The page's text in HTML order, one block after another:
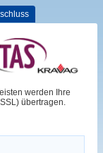
werden Ihre
übertragen.